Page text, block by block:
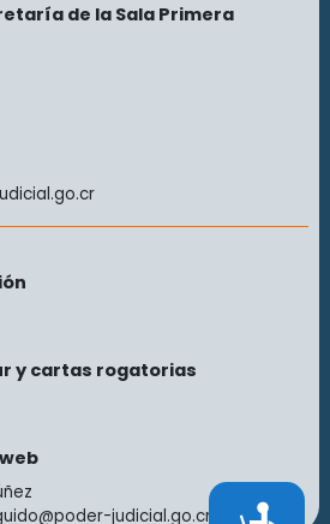
Accesibilidad
de la Sala Primera
y cartas rogatorias
judicial.go.cr